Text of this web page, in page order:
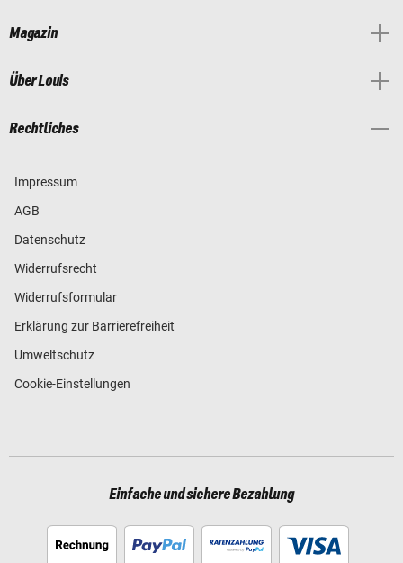
Magazin
Über Louis
Rechtliches
Impressum
AGB
Datenschutz
Widerrufsrecht
Widerrufsformular
Erklärung zur Barrierefreiheit
Umweltschutz
Cookie-Einstellungen
Einfache und sichere Bezahlung